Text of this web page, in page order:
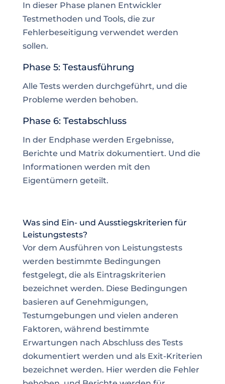
In dieser Phase planen Entwickler
Testmethoden und Tools, die zur
Fehlerbeseitigung verwendet werden
sollen.
Phase 5: Testausführung
Alle Tests werden durchgeführt, und die
Probleme werden behoben.
Phase 6: Testabschluss
In der Endphase werden Ergebnisse,
Berichte und Matrix dokumentiert. Und die
Informationen werden mit den
Eigentümern geteilt.
Was sind Ein- und Ausstiegskriterien für
Leistungstests?
Vor dem Ausführen von Leistungstests
werden bestimmte Bedingungen
festgelegt, die als Eintragskriterien
bezeichnet werden. Diese Bedingungen
basieren auf Genehmigungen,
Testumgebungen und vielen anderen
Faktoren, während bestimmte
Erwartungen nach Abschluss des Tests
dokumentiert werden und als Exit-Kriterien
bezeichnet werden. Hier werden die Fehler